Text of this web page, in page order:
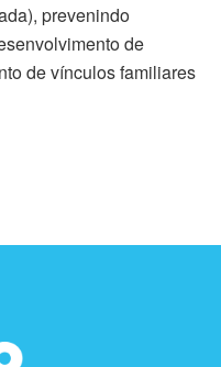
prevenindo
de
de vínculos familiares